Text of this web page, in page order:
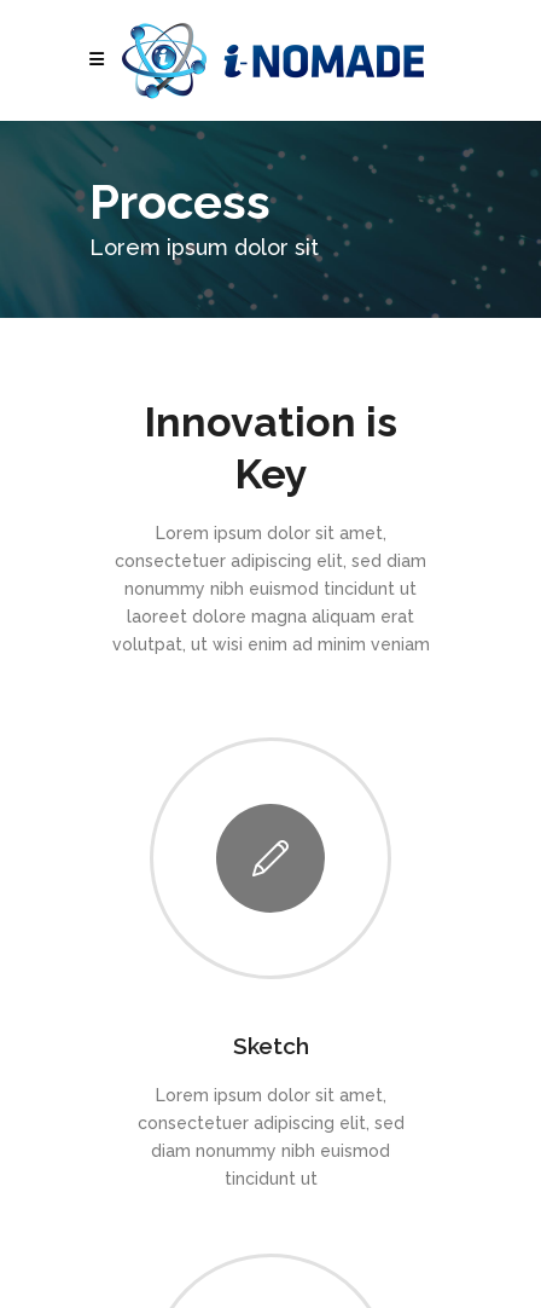
Process
Lorem ipsum dolor sit
Innovation is
Key
Lorem ipsum dolor sit amet,
consectetuer adipiscing elit, sed diam
nonummy nibh euismod tincidunt ut
laoreet dolore magna aliquam erat
volutpat, ut wisi enim ad minim veniam
Sketch
Lorem ipsum dolor sit amet,
consectetuer adipiscing elit, sed
diam nonummy nibh euismod
tincidunt ut